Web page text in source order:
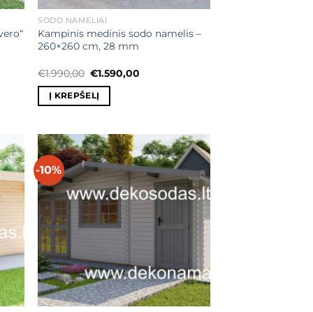
SODO NAMELIAI
Kampinis medinis sodo namelis –
260×260 cm, 28 mm
€1.990,00 Original
was:
€1.990,00.
€1.590,00
Į KREPŠELĮ
-10% Mėgstamiausias